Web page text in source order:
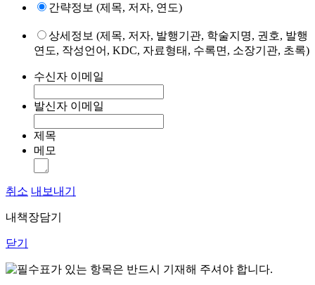
간략정보 (제목, 저자, 연도)
상세정보 (제목, 저자, 발행기관, 학술지명, 권호, 발행
연도, 작성언어, KDC, 자료형태, 수록면, 소장기관, 초록)
수신자 이메일
발신자 이메일
제목
메모
취소 내보내기
내책장담기
닫기
표가 있는 항목은 반드시 기재해 주셔야 합니다.